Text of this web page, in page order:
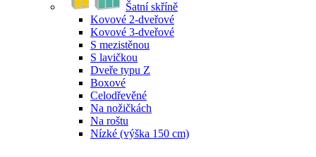
Šatní skříně
Kovové 2-dveřové
Kovové 3-dveřové
S mezistěnou
S lavičkou
Dveře typu Z
Boxové
Celodřevěné
Na nožičkách
Na roštu
Nízké (výška 150 cm)